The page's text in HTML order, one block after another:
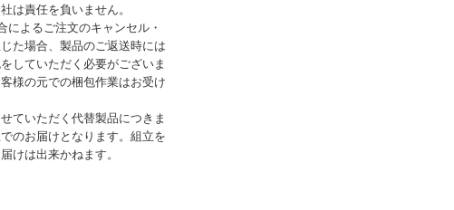
は責任を負いません。
によるご注文のキャンセル・
た場合、製品のご返送時には
していただく必要がございま
様の元での梱包作業はお受け
ていただく代替製品につきま
のお届けとなります。組立を
けは出来かねます。